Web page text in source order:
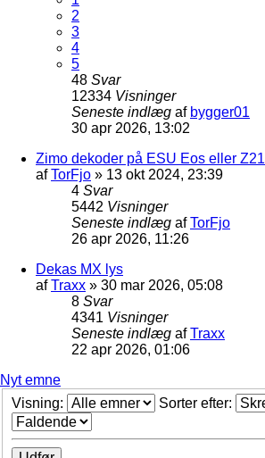
2
3
4
5
48 Svar
12334 Visninger
Seneste indlæg af bygger01
30 apr 2026, 13:02
Zimo dekoder på ESU Eos eller Z21
afTorFjo » 13 okt 2024, 23:39
4 Svar
5442 Visninger
Seneste indlæg afTorFjo
26 apr 2026, 11:26
Dekas MX lys
afTraxx » 30 mar 2026, 05:08
8 Svar
4341 Visninger
Seneste indlæg afTraxx
22 apr 2026, 01:06
Nyt emne
Visning:
Sorter efter: